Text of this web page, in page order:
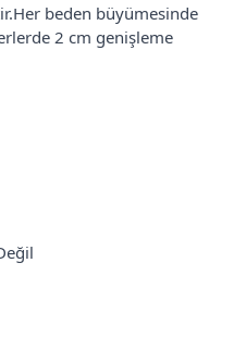
beden büyümesinde
2 cm genişleme